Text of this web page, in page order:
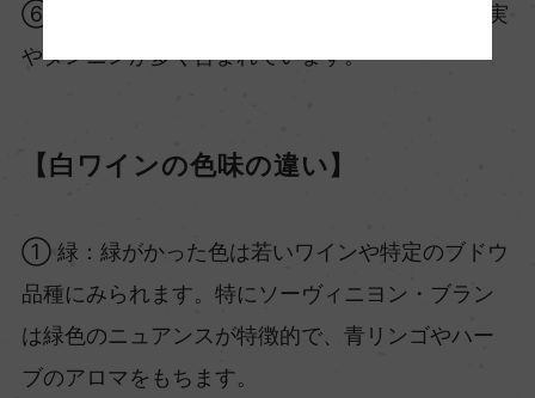
⑥ 黒：非常に濃密で不透明な色です。濃厚な果実
やタンニンが多く含まれています。
【白ワインの色味の違い】
① 緑：緑がかった色は若いワインや特定のブドウ
品種にみられます。特にソーヴィニヨン・ブラン
は緑色のニュアンスが特徴的で、青リンゴやハー
ブのアロマをもちます。